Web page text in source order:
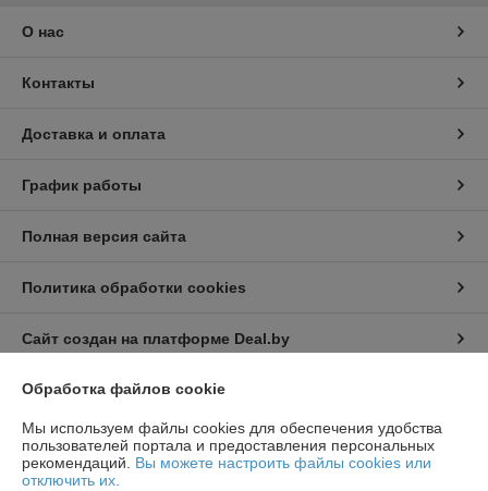
О нас
Контакты
Доставка и оплата
График работы
Полная версия сайта
Политика обработки cookies
Сайт создан на платформе Deal.by
Юридическое лицо:ООО "ГлавСнаб"
223018, РБ, Минская обл., Минский р-н, д. Тарасово, проезд
Тарасовский, д. 1, ком.19.
Обработка файлов cookie
Мы используем файлы cookies для обеспечения удобства
пользователей портала и предоставления персональных
рекомендаций. Вы можете настроить файлы cookies или
отключить их.